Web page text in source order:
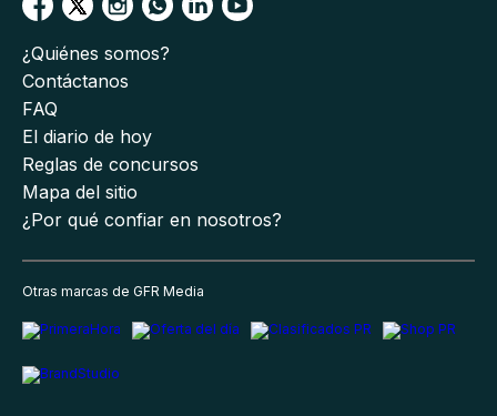
¿Quiénes somos?
Contáctanos
FAQ
El diario de hoy
Reglas de concursos
Mapa del sitio
¿Por qué confiar en nosotros?
Otras marcas de GFR Media